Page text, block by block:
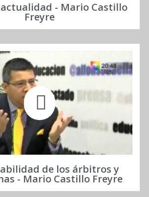
actualidad - Mario Castillo
Freyre
de los árbitros y
- Mario Castillo Freyre